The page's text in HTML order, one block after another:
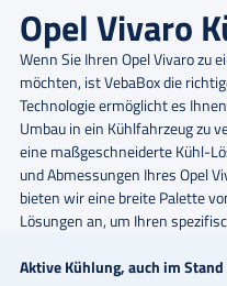
Opel Vivaro
Wenn Sie Ihren Opel Vivaro zu
möchten, ist VebaBox die
Technologie ermöglicht es
Umbau in ein Kühlfahrzeug zu
eine maßgeschneiderte Kühl-
und Abmessungen Ihres Opel
bieten wir eine breite Palette
Lösungen an, um Ihren
Aktive Kühlung, auch im Stand